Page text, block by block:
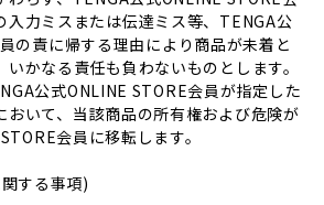
入力ミスまたは伝達ミス等、TENGA公
の責に帰する理由により商品が未着と
かなる責任も負わないものとします。
公式ONLINE STORE会員が指定した
おいて、当該商品の所有権および危険が
会員に移転します。
する事項)